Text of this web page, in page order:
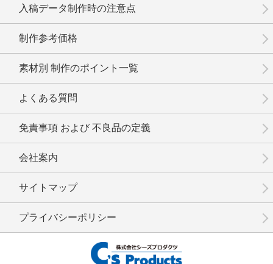
入稿データ制作時の注意点
制作参考価格
素材別 制作のポイント一覧
よくある質問
免責事項 および 不良品の定義
会社案内
サイトマップ
プライバシーポリシー